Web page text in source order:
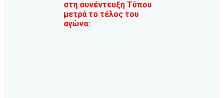
στη συνέντευξη Τύπου
μετρά το τέλος του
αγώνα: